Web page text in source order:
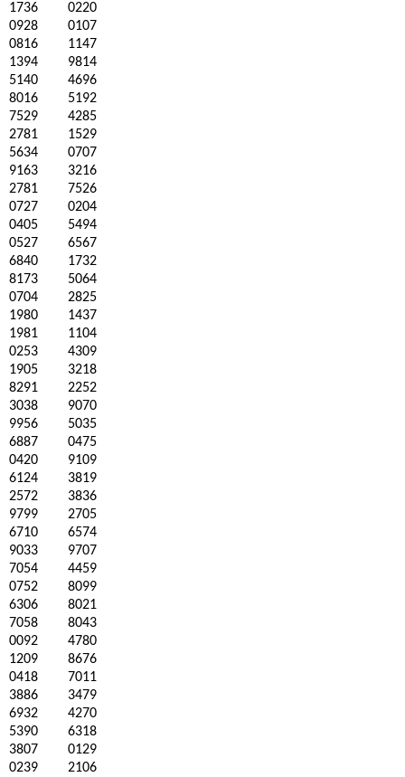
1736
0220
0928
0107
0816
1147
1394
9814
5140
4696
8016
5192
7529
4285
2781
1529
5634
0707
9163
3216
2781
7526
0727
0204
0405
5494
0527
6567
6840
1732
8173
5064
0704
2825
1980
1437
1981
1104
0253
4309
1905
3218
8291
2252
3038
9070
9956
5035
6887
0475
0420
9109
6124
3819
2572
3836
9799
2705
6710
6574
9033
9707
7054
4459
0752
8099
6306
8021
7058
8043
0092
4780
1209
8676
0418
7011
3886
3479
6932
4270
5390
6318
3807
0129
0239
2106